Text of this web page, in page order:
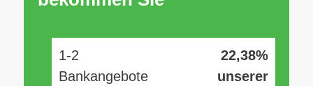
1-2
Bankangebote
22,38%
unserer